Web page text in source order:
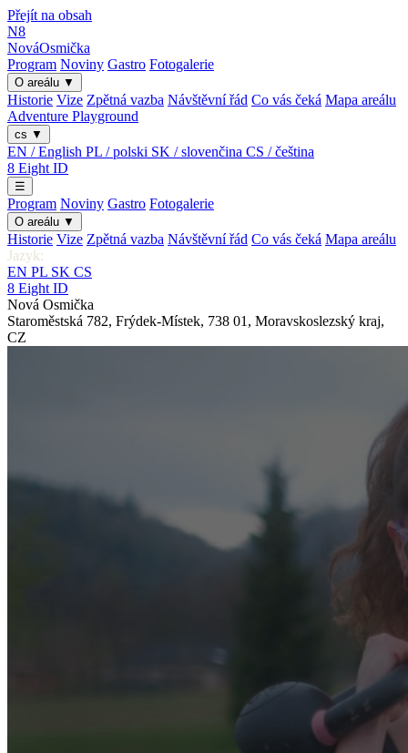
Přejít na obsah
N8
NováOsmička
Program Noviny Gastro Fotogalerie
O areálu ▼
Historie Vize Zpětná vazba Návštěvní řád Co vás čeká Mapa areálu
Adventure Playground
cs ▼
EN / English PL / polski SK / slovenčina CS / čeština
8 Eight ID
☰
Program Noviny Gastro Fotogalerie
O areálu ▼
Historie Vize Zpětná vazba Návštěvní řád Co vás čeká Mapa areálu
Jazyk:
EN PL SK CS
8 Eight ID
Nová Osmička
Staroměstská 782, Frýdek-Místek, 738 01 , Moravskoslezský kraj,
CZ